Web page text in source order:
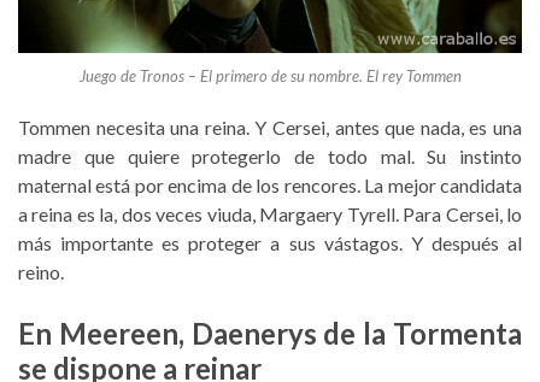
Juego de Tronos – El primero de su nombre. El rey Tommen
Tommen necesita una reina. Y Cersei, antes que nada, es una
madre que quiere protegerlo de todo mal. Su instinto
maternal está por encima de los rencores. La mejor candidata
a reina es la, dos veces viuda, Margaery Tyrell. Para Cersei, lo
más importante es proteger a sus vástagos. Y después al
reino.
En Meereen, Daenerys de la Tormenta
se dispone a reinar